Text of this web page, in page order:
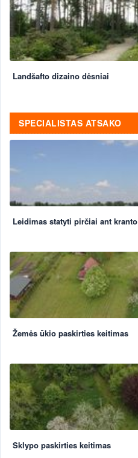
Landšafto dizaino dėsniai
SPECIALISTAS ATSAKO
Leidimas statyti pirčiai ant kranto
Žemės ūkio paskirties keitimas
Sklypo paskirties keitimas